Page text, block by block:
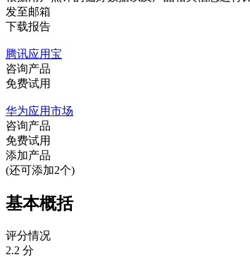
发至邮箱
下载报告
腾讯应用宝
咨询产品
免费试用
华为应用市场
咨询产品
免费试用
添加产品
(还可添加2个)
基本概括
评分情况
2.2 分